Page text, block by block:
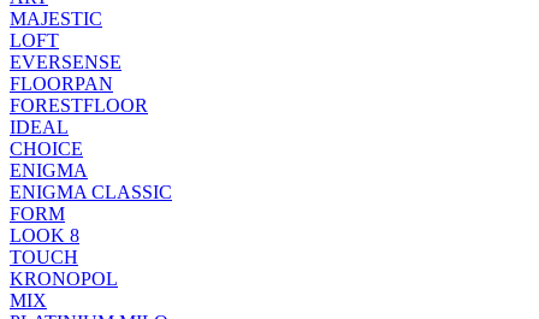
MAJESTIC
LOFT
EVERSENSE
FLOORPAN
FORESTFLOOR
IDEAL
CHOICE
ENIGMA
ENIGMA CLASSIC
FORM
LOOK 8
TOUCH
KRONOPOL
MIX